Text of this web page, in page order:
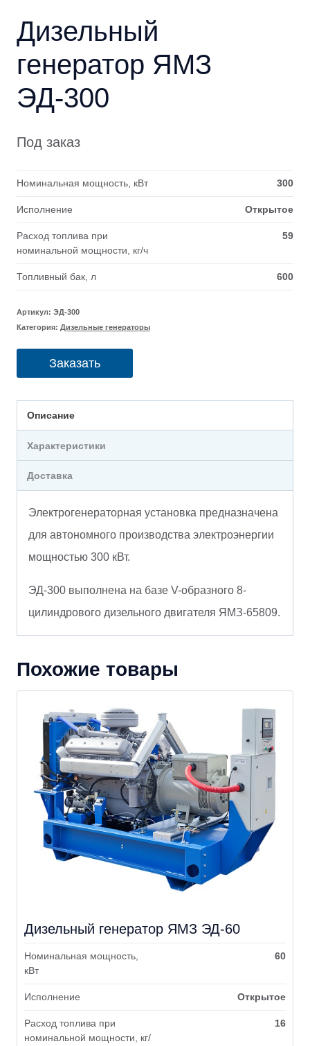
Дизельный
генератор ЯМЗ
ЭД-300
Под заказ
Номинальная мощность, кВт 300
Исполнение Открытое
Расход топлива при
номинальной мощности, кг/ч
59
Топливный бак, л 600
Артикул: ЭД-300
Категория: Дизельные генераторы
Заказать
Описание
Характеристики
Доставка
Электрогенераторная установка предназначена
для автономного производства электроэнергии
мощностью 300 кВт.
ЭД-300 выполнена на базе V-образного 8-
цилиндрового дизельного двигателя ЯМЗ-65809.
Похожие товары
Дизельный генератор ЯМЗ ЭД-60
Номинальная мощность,
кВт
60
Исполнение Открытое
Расход топлива при
номинальной мощности, кг/
16